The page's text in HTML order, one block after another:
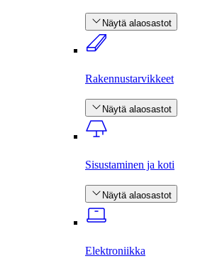
Näytä alaosastot
Rakennus­tarvikkeet
Näytä alaosastot
Sisustaminen ja koti
Näytä alaosastot
Elektroniikka